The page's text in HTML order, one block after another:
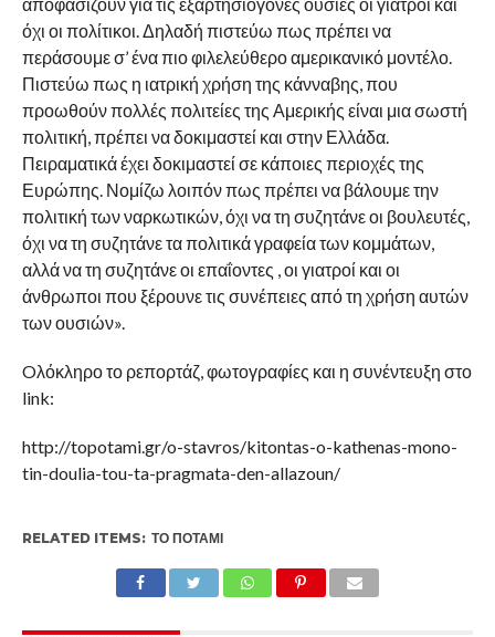
όχι οι πολίτικοι. Δηλαδή πιστεύω πως πρέπει να
περάσουμε σ’ ένα πιο φιλελεύθερο αμερικανικό μοντέλο.
Πιστεύω πως η ιατρική χρήση της κάνναβης, που
προωθούν πολλές πολιτείες της Αμερικής είναι μια σωστή
πολιτική, πρέπει να δοκιμαστεί και στην Ελλάδα.
Πειραματικά έχει δοκιμαστεί σε κάποιες περιοχές της
Ευρώπης. Νομίζω λοιπόν πως πρέπει να βάλουμε την
πολιτική των ναρκωτικών, όχι να τη συζητάνε οι βουλευτές,
όχι να τη συζητάνε τα πολιτικά γραφεία των κομμάτων,
αλλά να τη συζητάνε οι επαΐοντες , οι γιατροί και οι
άνθρωποι που ξέρουνε τις συνέπειες από τη χρήση αυτών
των ουσιών».
Oλόκληρο το ρεπορτάζ, φωτογραφίες και η συνέντευξη στο
link:
http://topotami.gr/o-stavros/kitontas-o-kathenas-mono-
tin-doulia-tou-ta-pragmata-den-allazoun/
RELATED ITEMS: ΤΟ ΠΟΤΆΜΙ